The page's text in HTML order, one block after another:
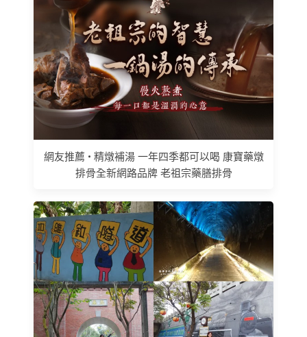
網友推薦 • 精燉補湯 一年四季都可以喝 康寶藥燉
排骨全新網路品牌 老祖宗藥膳排骨